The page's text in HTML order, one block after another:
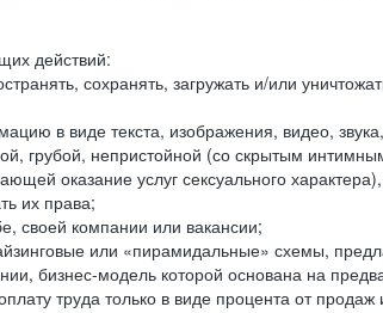
действий:
сохранять, загружать и/или
в виде текста, изображения, видео,
грубой, непристойной (со скрытым
оказание услуг сексуального
их права;
своей компании или вакансии;
или «пирамидальные» схемы,
бизнес-модель которой основана на
труда только в виде процента от